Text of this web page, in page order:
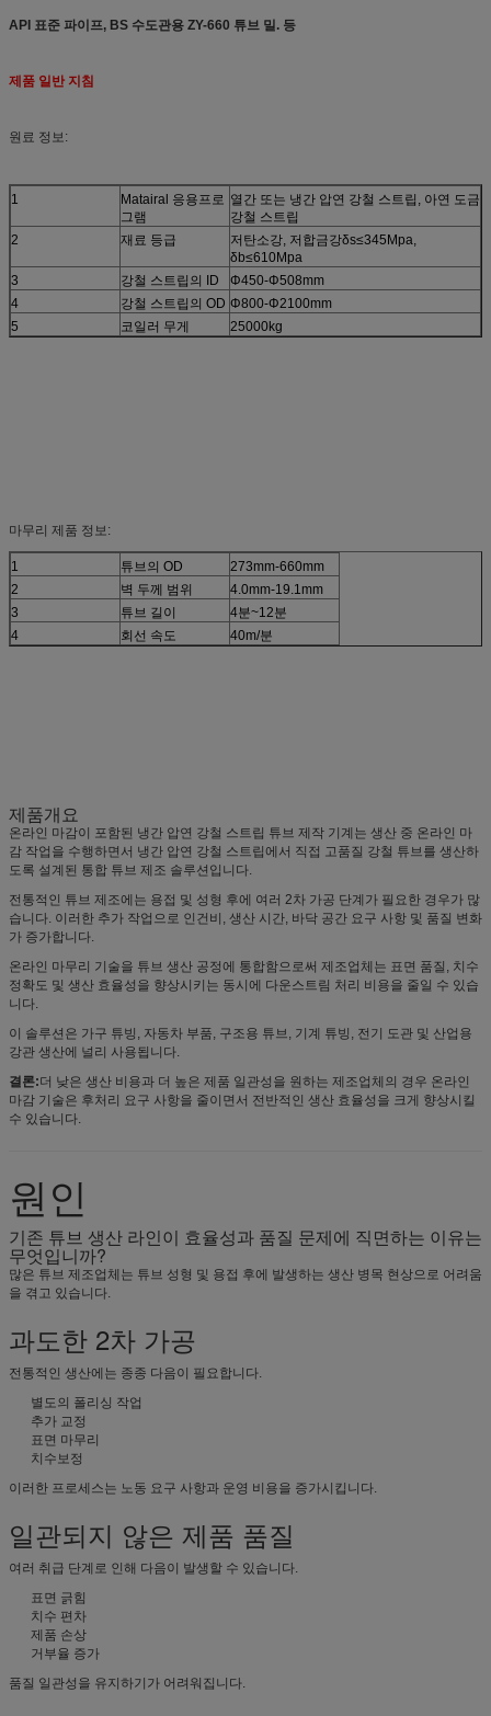
API 표준 파이프, BS 수도관용 ZY-660 튜브 밀. 등
제품 일반 지침
원료 정보:
1
Matairal 응용프로
그램
열간 또는 냉간 압연 강철 스트립, 아연 도금
강철 스트립
2
재료 등급
저탄소강, 저합금강δs≤345Mpa,
δb≤610Mpa
3
강철 스트립의 ID
Φ450-Φ508mm
4
강철 스트립의 OD Φ800-Φ2100mm
5
코일러 무게 25000kg
마무리 제품 정보:
1 튜브의 OD
273mm-660mm
2
벽 두께 범위
4.0mm-19.1mm
3
튜브 길이
4분~12분
4
회선 속도 40m/분
제품개요
온라인 마감이 포함된 냉간 압연 강철 스트립 튜브 제작 기계는 생산 중 온라인 마
감 작업을 수행하면서 냉간 압연 강철 스트립에서 직접 고품질 강철 튜브를 생산하
도록 설계된 통합 튜브 제조 솔루션입니다.
전통적인 튜브 제조에는 용접 및 성형 후에 여러 2차 가공 단계가 필요한 경우가 많
습니다. 이러한 추가 작업으로 인건비, 생산 시간, 바닥 공간 요구 사항 및 품질 변화
가 증가합니다.
온라인 마무리 기술을 튜브 생산 공정에 통합함으로써 제조업체는 표면 품질, 치수
정확도 및 생산 효율성을 향상시키는 동시에 다운스트림 처리 비용을 줄일 수 있습
니다.
이 솔루션은 가구 튜빙, 자동차 부품, 구조용 튜브, 기계 튜빙, 전기 도관 및 산업용
강관 생산에 널리 사용됩니다.
결론:더 낮은 생산 비용과 더 높은 제품 일관성을 원하는 제조업체의 경우 온라인
마감 기술은 후처리 요구 사항을 줄이면서 전반적인 생산 효율성을 크게 향상시킬
수 있습니다.
원인
기존 튜브 생산 라인이 효율성과 품질 문제에 직면하는 이유는
무엇입니까?
많은 튜브 제조업체는 튜브 성형 및 용접 후에 발생하는 생산 병목 현상으로 어려움
을 겪고 있습니다.
과도한 2차 가공
전통적인 생산에는 종종 다음이 필요합니다.
별도의 폴리싱 작업
추가 교정
표면 마무리
치수보정
이러한 프로세스는 노동 요구 사항과 운영 비용을 증가시킵니다.
일관되지 않은 제품 품질
여러 취급 단계로 인해 다음이 발생할 수 있습니다.
표면 긁힘
치수 편차
제품 손상
거부율 증가
품질 일관성을 유지하기가 어려워집니다.